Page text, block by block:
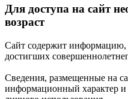
Для доступа на сайт
возраст
Сайт содержит информацию,
достигших
Сведения, размещенные на
информационный характер и